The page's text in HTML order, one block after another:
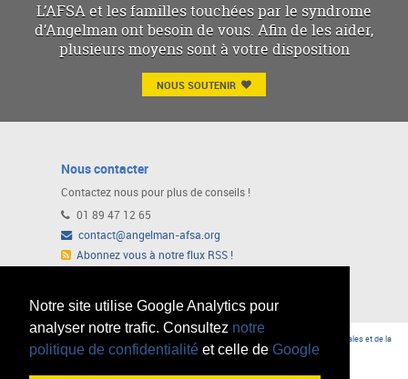
Notre site utilise Google Analytics pour
analyser notre trafic. Consultez notre
politique de confidentialité et celle de Google
L’AFSA et les familles touchées par le syndrome
d’Angelman ont besoin de vous. Afin de les aider,
plusieurs moyens sont à votre disposition
NOUS SOUTENIR
Nous contacter
Contactez nous pour plus de conseils !
01 89 47 12 65
contact@angelman-afsa.org
Abonnez vous à notre flux RSS !
© AFSA 2015 -
L'AFSA a reçu l'Agrément du Ministère des Affaires Sociales et de la
Santé